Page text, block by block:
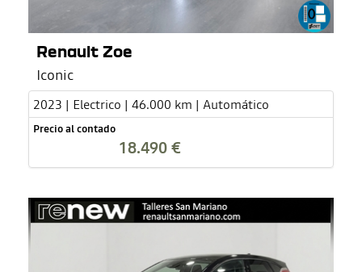
Renault Zoe
Iconic
2023 | Electrico | 46.000 km | Automático
Precio al contado
18.490 €